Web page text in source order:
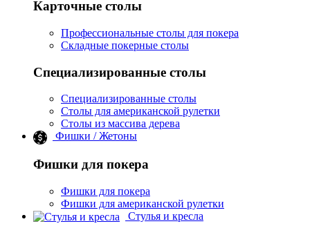
Карточные столы
Профессиональные столы для покера
Складные покерные столы
Специализированные столы
Специализированные столы
Столы для американской рулетки
Столы из массива дерева
Фишки / Жетоны
Фишки для покера
Фишки для покера
Фишки для американской рулетки
Стулья и кресла